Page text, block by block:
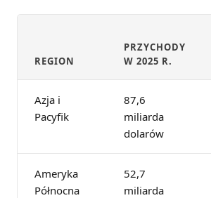
REGION
PRZYCHODY
W 2025 R.
Azja i
Pacyfik
87,6
miliarda
dolarów
Ameryka
Północna
52,7
miliarda